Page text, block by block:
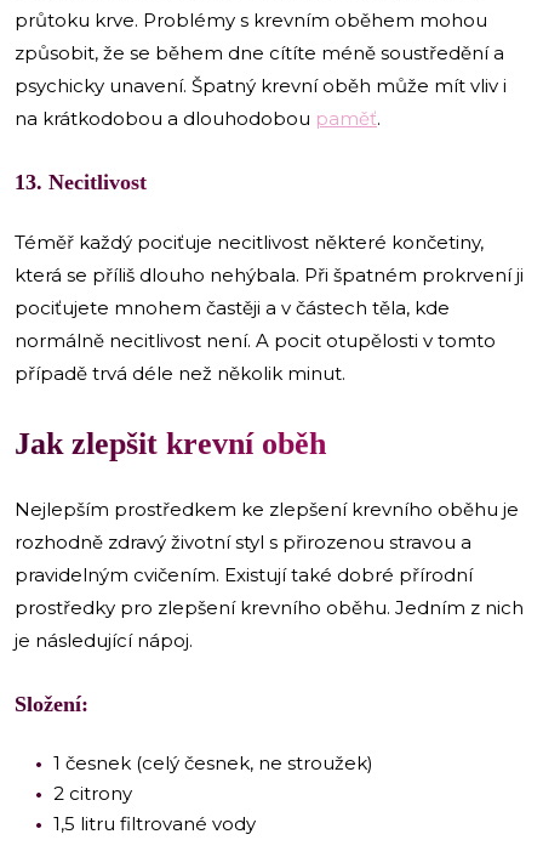
průtoku krve. Problémy s krevním oběhem mohou
způsobit, že se během dne cítíte méně soustředění a
psychicky unavení. Špatný krevní oběh může mít vliv i
na krátkodobou a dlouhodobou paměť.
13. Necitlivost
Téměř každý pociťuje necitlivost některé končetiny,
která se příliš dlouho nehýbala. Při špatném prokrvení ji
pociťujete mnohem častěji a v částech těla, kde
normálně necitlivost není. A pocit otupělosti v tomto
případě trvá déle než několik minut.
Jak zlepšit krevní oběh
Nejlepším prostředkem ke zlepšení krevního oběhu je
rozhodně zdravý životní styl s přirozenou stravou a
pravidelným cvičením. Existují také dobré přírodní
prostředky pro zlepšení krevního oběhu. Jedním z nich
je následující nápoj.
Složení:
1 česnek (celý česnek, ne stroužek)
2 citrony
1,5 litru filtrované vody